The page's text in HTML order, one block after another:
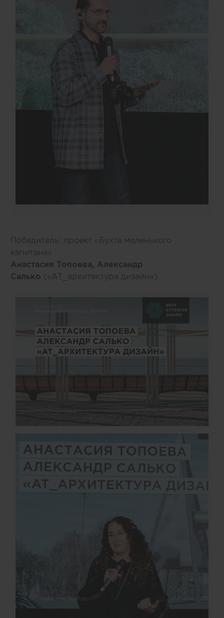
Победитель: проект «Бухта маленького
капитана»
Анастасия Топоева, Александр
Салько («AT_архитектура дизайн»)